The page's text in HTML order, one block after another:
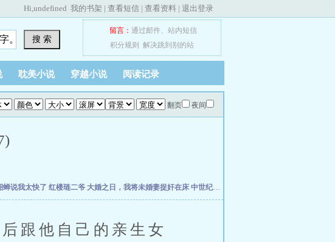
Hi,undefined 我的书架 | 查看短信 | 查看资料 | 退出登录
搜 索
留言： 通过邮件、 站内短信
积分规则
解决跳到别的站
耽美小说 穿越小说 阅读记录
翻页 夜间
蝉说我太快了 红楼琏二爷 大婚之日，我将未婚妻捉奸在床 中世纪崛起
他自己的亲生女